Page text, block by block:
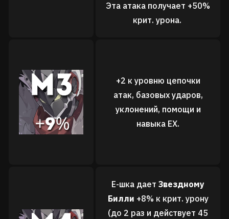
Эта атака получает +50%
крит. урона.
+2 к уровню цепочки
атак, базовых ударов,
уклонений, помощи и
навыка EX.
Е-шка дает Звездному
Билли +8% к крит. урону
(до 2 раз и действует 45